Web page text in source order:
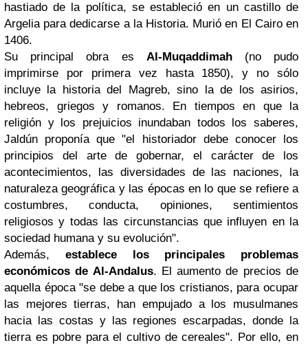
hastiado de la política, se estableció en un castillo de
Argelia para dedicarse a la Historia. Murió en El Cairo en
1406.
Su principal obra es Al-Muqaddimah(no pudo
imprimirse por primera vez hasta 1850), y no sólo
incluye la historia del Magreb, sino la de los asirios,
hebreos, griegos y romanos. En tiempos en que la
religión y los prejuicios inundaban todos los saberes,
Jaldún proponía que "el historiador debe conocer los
principios del arte de gobernar, el carácter de los
acontecimientos, las diversidades de las naciones, la
naturaleza geográfica y las épocas en lo que se refiere a
costumbres, conducta, opiniones, sentimientos
religiosos y todas las circunstancias que influyen en la
sociedad humana y su evolución".
Además, establece los principales problemas
económicos de Al-Andalus. El aumento de precios de
aquella época "se debe a que los cristianos, para ocupar
las mejores tierras, han empujado a los musulmanes
hacia las costas y las regiones escarpadas, donde la
tierra es pobre para el cultivo de cereales". Por ello, en